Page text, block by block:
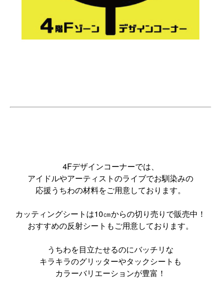
4Fデザインコーナーでは、
アイドルやアーティストのライブでお馴染みの
応援うちわの材料をご用意しております。
カッティングシートは10㎝からの切り売りで販売中！
おすすめの反射シートもご用意しております。
うちわを目立たせるのにバッチリな
キラキラのグリッターやタックシートも
カラーバリエーションが豊富！